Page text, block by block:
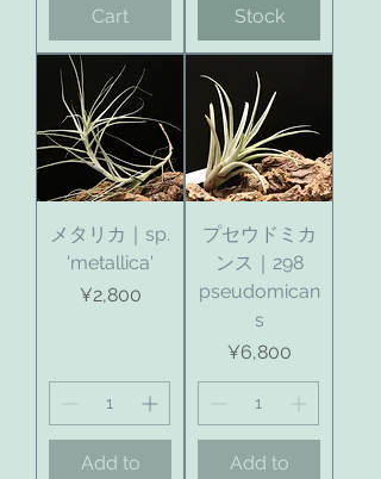
Cart
Stock
メタリカ｜sp.
'metallica'
Price
¥2,800
Add to
プセウドミカ
ンス｜298
pseudomican
s
Price
¥6,800
Add to